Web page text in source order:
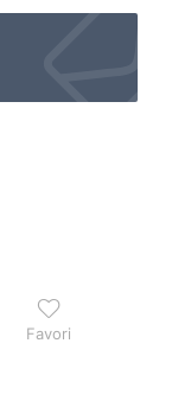
Favori